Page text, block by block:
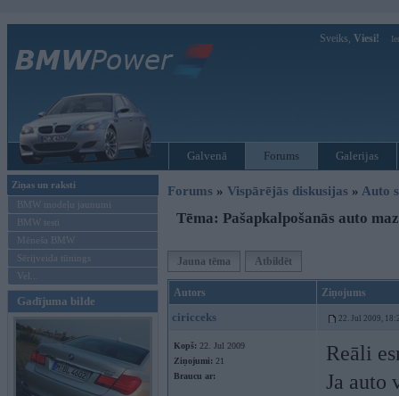
Sveiks, Viesi!
Galvenā Forums Galerijas
Ziņas un raksti
BMW modeļu jaunumi
BMW testi
Mēneša BMW
Sērijveida tūnings
Vel...
Gadījuma bilde
Forums » Vispārējās diskusijas » Auto
Tēma: Pašapkalpošanās auto
Jauna tēma Atbildēt
Autors Ziņojums
ciricceks 22. Jul 2009,
Kopš: 22. Jul 2009
Ziņojumi: 21
Braucu ar:
Reāli
Ja auto